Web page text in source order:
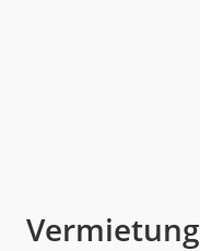
Vermietung